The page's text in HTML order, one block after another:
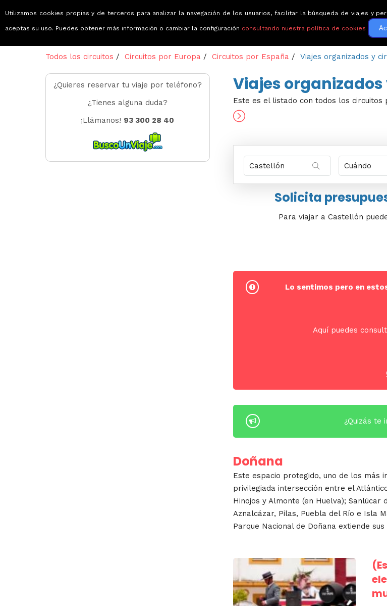
Viajes que emocionan
Todos los circuitos / Circuitos por Europa / Circuitos por España / Viajes organizados y
Viajes
Este es el listado con todos los circuitos
Solicita
Para viajar a Castellón
Lo sentimos pero en
Aquí puedes
¿Quizás te
Doñana
Este espacio protegido, uno de los más
privilegiada intersección entre el
Hinojos y Almonte (en Huelva); Sanlúcar
Aznalcázar, Pilas, Puebla del Río e Isla
Parque Nacional de Doñana extiende
¿Quieres reservar tu viaje por teléfono?
¿Tienes alguna duda?
¡Llámanos! 93 300 28 40
Utilizamos cookies propias y de terceros para analizar la navegación de los usuarios, facilitar la búsqueda de viajes y
aceptas su uso. Puedes obtener más información o cambiar la configuración consultando nuestra política de cookies